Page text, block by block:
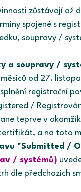
zůstávají až
spojené s
soupravy /
a soupravy /
měsíců od 27.
splnění registrační
/
teprve v
a na toto
"Submitted /
/ systémů)
dle předchozích